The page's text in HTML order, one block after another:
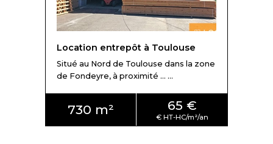
Les industriels s'installent en périphérie sur les grandes
zones d'activités où les accès routiers sont immédiats et
les prestations en adéquation avec leur métier.
Au sud-ouest de Toulouse, on dénombre :
- Zone Industrielle de Thibaud
Location entrepôt à Toulouse
Situé au Nord de Toulouse dans la zone
de Fondeyre, à proximité ... ...
730 m² 65 €